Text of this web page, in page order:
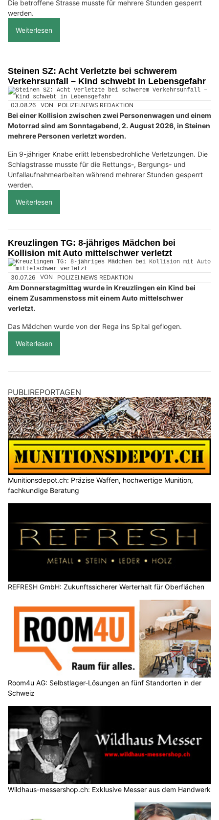
Die betroffene Strasse musste für mehrere Stunden gesperrt
werden.
Weiterlesen
Steinen SZ: Acht Verletzte bei schwerem
Verkehrsunfall – Kind schwebt in Lebensgefahr
03.08.26 VON POLIZEI.NEWS REDAKTION
Bei einer Kollision zwischen zwei Personenwagen und einem
Motorrad sind am Sonntagabend, 2. August 2026, in Steinen
mehrere Personen verletzt worden.
Ein 9-jähriger Knabe erlitt lebensbedrohliche Verletzungen. Die
Schlagstrasse musste für die Rettungs-, Bergungs- und
Unfallaufnahmearbeiten während mehrerer Stunden gesperrt
werden.
Weiterlesen
Kreuzlingen TG: 8-jähriges Mädchen bei
Kollision mit Auto mittelschwer verletzt
30.07.26 VON POLIZEI.NEWS REDAKTION
Am Donnerstagmittag wurde in Kreuzlingen ein Kind bei
einem Zusammenstoss mit einem Auto mittelschwer
verletzt.
Das Mädchen wurde von der Rega ins Spital geflogen.
Weiterlesen
PUBLIREPORTAGEN
Munitionsdepot.ch: Präzise Waffen, hochwertige Munition,
fachkundige Beratung
REFRESH GmbH: Zukunftssicherer Werterhalt für Oberflächen
Room4u AG: Selbstlager-Lösungen an fünf Standorten in der
Schweiz
Wildhaus-messershop.ch: Exklusive Messer aus dem Handwerk